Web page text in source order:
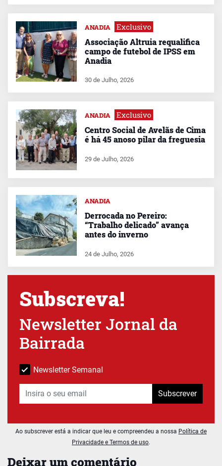
Deixar um comentário
ANADIA Exclusivo
Associação Altruia requalifica
campo de futebol de IPSS em
Anadia
30 de Julho, 2026
ANADIA Exclusivo
Centro Social de Avelãs de Cima
é há 45 anoso pilar da freguesia
29 de Julho, 2026
ANADIA
Derrocada no Pereiro:
“Trabalho delicado” avança
antes do inverno
24 de Julho, 2026
Subscreva!
Newsletter Jornal da
Bairrada
Newsletter Semanal
Subscrever
Ao subscrever está a indicar que leu e compreendeu a nossa Política de
Privacidade e Termos de uso.